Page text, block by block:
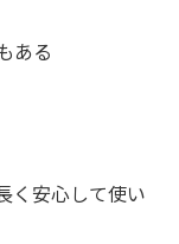
ある
く安心して使い